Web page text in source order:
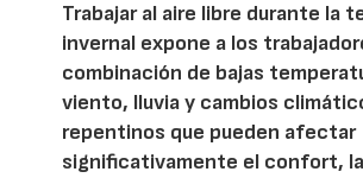
Trabajar al aire libre durante la
invernal expone a los
combinación de bajas
viento, lluvia y cambios
repentinos que pueden afectar
significativamente el confort, la